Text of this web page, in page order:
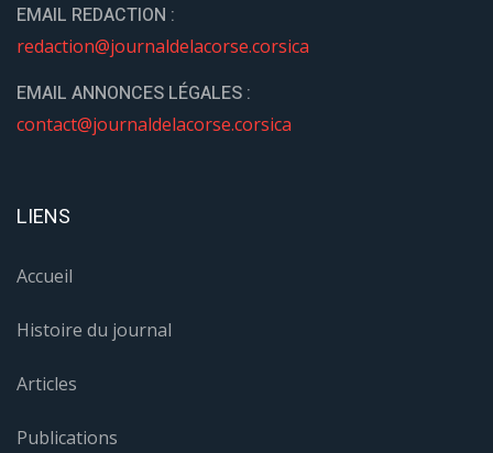
EMAIL REDACTION :
redaction@journaldelacorse.corsica
EMAIL ANNONCES LÉGALES :
contact@journaldelacorse.corsica
LIENS
Accueil
Histoire du journal
Articles
Publications